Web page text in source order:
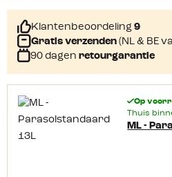
Klantenbeoordeling 9
Gratis verzenden (NL & BE
90 dagen retourgarantie
Op
Thuis
ML -